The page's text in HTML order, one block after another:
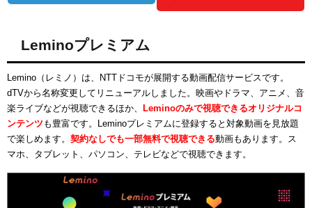
Leminoプレミアム
Lemino（レミノ）は、NTTドコモが展開する動画配信サービスです。
dTVから名称変更してリニューアルしました。映画やドラマ、アニメ、音
楽ライブなどが視聴できるほか、 Leminoのみで視聴できるオリジナルコ
ンテンツ も豊富です。Leminoプレミアムに登録すると対象動画を見放題
で楽しめます。 契約なしでも一部無料で視聴できる動画もあります。ス
マホ、タブレット、パソコン、テレビなどで視聴できます。